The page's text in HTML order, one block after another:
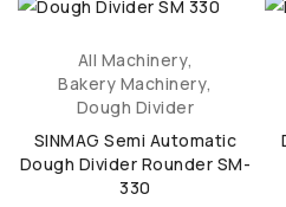
All Machinery,
Bakery Machinery,
Dough Divider
SINMAG Semi Automatic
Dough Divider Rounder SM-
330